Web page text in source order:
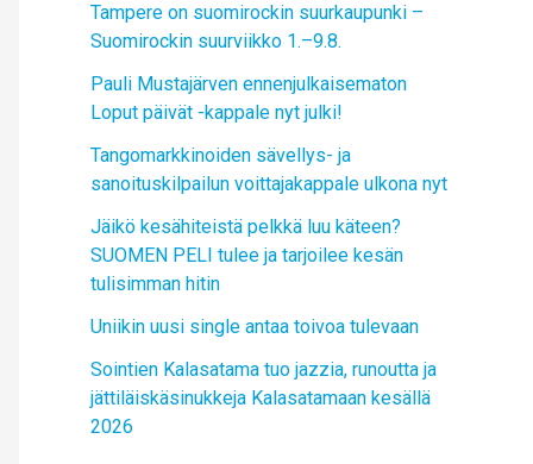
Tampere on suomirockin suurkaupunki –
Suomirockin suurviikko 1.–9.8.
Pauli Mustajärven ennenjulkaisematon
Loput päivät -kappale nyt julki!
Tangomarkkinoiden sävellys- ja
sanoituskilpailun voittajakappale ulkona nyt
Jäikö kesähiteistä pelkkä luu käteen?
SUOMEN PELI tulee ja tarjoilee kesän
tulisimman hitin
Uniikin uusi single antaa toivoa tulevaan
Sointien Kalasatama tuo jazzia, runoutta ja
jättiläiskäsinukkeja Kalasatamaan kesällä
2026